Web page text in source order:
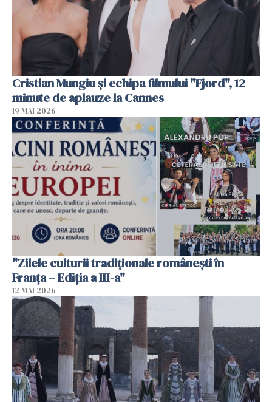
Cristian Mungiu şi echipa filmului "Fjord", 12
minute de aplauze la Cannes
19 MAI 2026
"Zilele culturii tradiționale românești în
Franța – Ediția a III-a"
12 MAI 2026